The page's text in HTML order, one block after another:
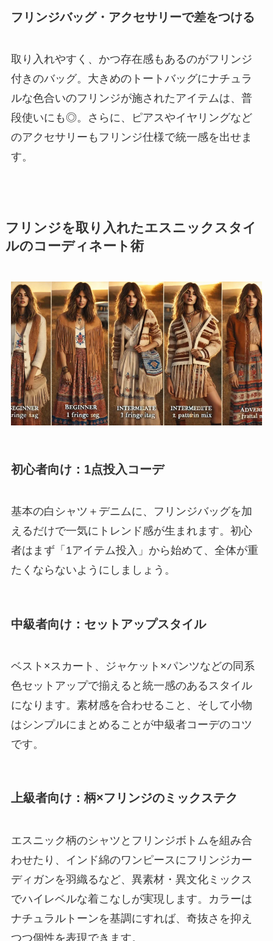
フリンジバッグ・アクセサリーで差をつける
取り入れやすく、かつ存在感もあるのがフリンジ
付きのバッグ。大きめのトートバッグにナチュラ
ルな色合いのフリンジが施されたアイテムは、普
段使いにも◎。さらに、ピアスやイヤリングなど
のアクセサリーもフリンジ仕様で統一感を出せま
す。
フリンジを取り入れたエスニックスタイ
ルのコーディネート術
初心者向け：1点投入コーデ
基本の白シャツ＋デニムに、フリンジバッグを加
えるだけで一気にトレンド感が生まれます。初心
者はまず「1アイテム投入」から始めて、全体が重
たくならないようにしましょう。
中級者向け：セットアップスタイル
ベスト×スカート、ジャケット×パンツなどの同系
色セットアップで揃えると統一感のあるスタイル
になります。素材感を合わせること、そして小物
はシンプルにまとめることが中級者コーデのコツ
です。
上級者向け：柄×フリンジのミックステク
エスニック柄のシャツとフリンジボトムを組み合
わせたり、インド綿のワンピースにフリンジカー
ディガンを羽織るなど、異素材・異文化ミックス
でハイレベルな着こなしが実現します。カラーは
ナチュラルトーンを基調にすれば、奇抜さを抑え
つつ個性を表現できます。